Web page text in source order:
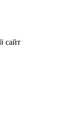
сайт